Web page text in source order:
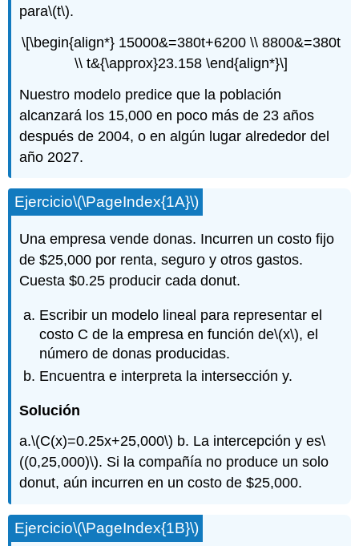
para\(t\).
\[\begin{align*} 15000&=380t+6200 \\ 8800&=380t
\\ t&{\approx}23.158 \end{align*}\]
Nuestro modelo predice que la población
alcanzará los 15,000 en poco más de 23 años
después de 2004, o en algún lugar alrededor del
año 2027.
Ejercicio\(\PageIndex{1A}\)
Una empresa vende donas. Incurren un costo fijo
de $25,000 por renta, seguro y otros gastos.
Cuesta $0.25 producir cada donut.
Escribir un modelo lineal para representar el
costo C de la empresa en función de\(x\), el
número de donas producidas.
Encuentra e interpreta la intersección y.
Solución
a.\(C(x)=0.25x+25,000\) b. La intercepción y es\
((0,25,000)\). Si la compañía no produce un solo
donut, aún incurren en un costo de $25,000.
Ejercicio\(\PageIndex{1B}\)